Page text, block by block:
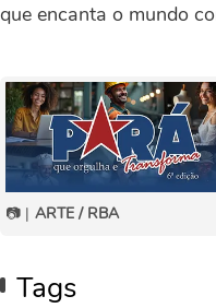
que encanta o mundo
📷 | ARTE / RBA
Tags